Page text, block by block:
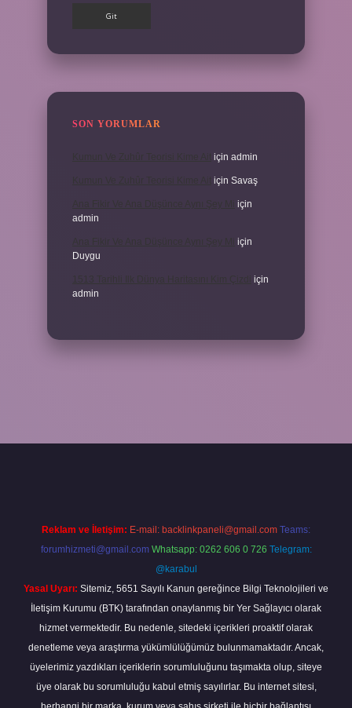
SON YORUMLAR
için admin
için Savaş
için
admin
için
Duygu
için
admin
Reklam ve İletişim: E-mail: backlinkpaneli@gmail.com Teams:
forumhizmeti@gmail.com Whatsapp: 0262 606 0 726 Telegram:
@karabul
Yasal Uyarı: Sitemiz, 5651 Sayılı Kanun gereğince Bilgi Teknolojileri ve
İletişim Kurumu (BTK) tarafından onaylanmış bir Yer Sağlayıcı olarak
hizmet vermektedir. Bu nedenle, sitedeki içerikleri proaktif olarak
denetleme veya araştırma yükümlülüğümüz bulunmamaktadır. Ancak,
üyelerimiz yazdıkları içeriklerin sorumluluğunu taşımakta olup, siteye
üye olarak bu sorumluluğu kabul etmiş sayılırlar. Bu internet sitesi,